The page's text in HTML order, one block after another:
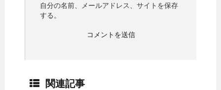
自分の名前、メールアドレス、サイトを保存
する。
関連記事